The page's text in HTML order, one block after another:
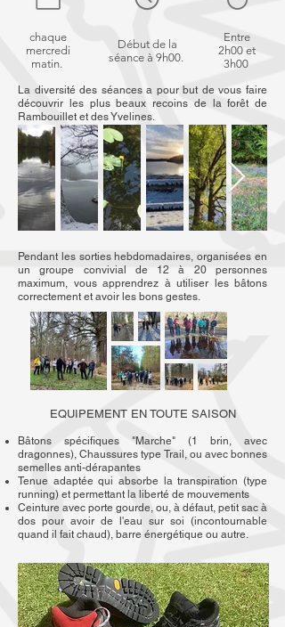
La diversité des séances a pour but de vous faire
découvrir les plus beaux recoins de la forêt de
Rambouillet et des Yvelines.
chaque
mercredi
matin.
Début de la
séance à 9h00.
Entre
2h00 et
3h00
Pendant les sorties hebdomadaires, organisées en
un groupe convivial de 12 à 20 personnes
maximum, vous apprendrez à utiliser les bâtons
correctement et avoir les bons gestes.
EQUIPEMENT EN TOUTE SAISON
Bâtons spécifiques "Marche" (1 brin, avec
dragonnes), Chaussures type Trail, ou avec bonnes
semelles anti-dérapantes
Tenue adaptée qui absorbe la transpiration (type
running) et permettant la liberté de mouvements
Ceinture avec porte gourde, ou, à défaut, petit sac à
dos pour avoir de l'eau sur soi (incontournable
quand il fait chaud), barre énergétique ou autre.